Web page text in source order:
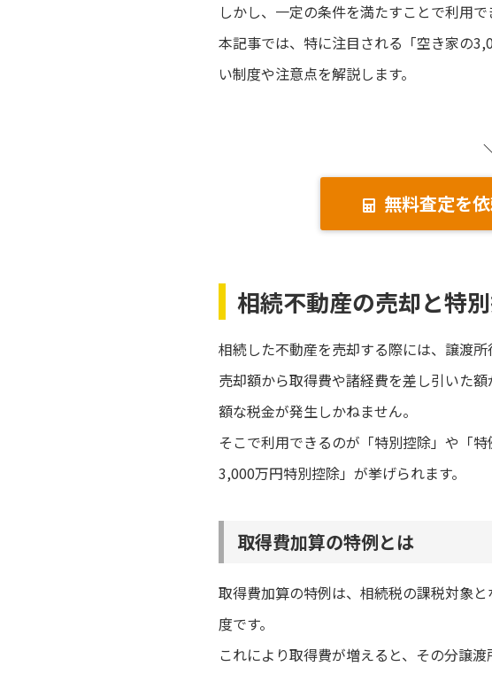
しかし、一定の条件を満たすことで利用
本記事では、特に注目される「空き家の
い制度や注意点を解説します。
無料査定を
相続不動産の売却と特
相続した不動産を売却する際には、譲渡所
売却額から取得費や諸経費を差し引いた
額な税金が発生しかねません。
そこで利用できるのが「特別控除」や「
3,000万円特別控除」が挙げられます。
取得費加算の特例とは
取得費加算の特例は、相続税の課税対象
度です。
これにより取得費が増えると、その分譲